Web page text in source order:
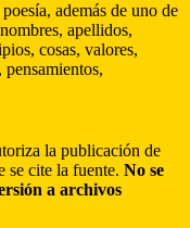
además de uno de
apellidos,
cosas, valores,
la publicación de
se cite la fuente. No se
a archivos